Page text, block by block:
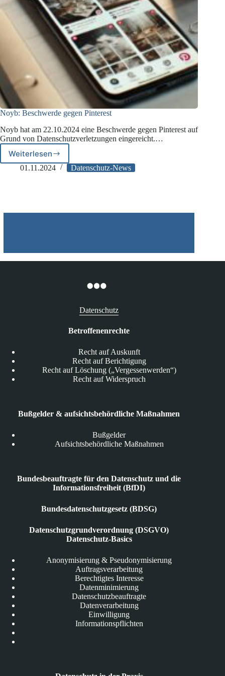
Noyb: Beschwerde gegen Pinterest
Noyb hat am 22.10.2024 eine Beschwerde gegen Pinterest auf
Grund von Datenschutzverletzungen eingereicht.…
Weiterlesen
Noyb:
Beschwerde
01.11.2024 Datenschutz-News
Datenschutz
Betroffenenrechte
Recht auf Auskunft
Recht auf Berichtigung
Recht auf Löschung („Vergessenwerden“)
Recht auf Widerspruch
Bußgelder & aufsichtsbehördliche Maßnahmen
Bußgelder
Aufsichtsbehördliche Maßnahmen
Bundesbeauftragte für den Datenschutz und die
Informationsfreiheit (BfDI)
Bundesdatenschutzgesetz (BDSG)
Datenschutzgrundverordnung (DSGVO)
Datenschutz-Basics
Anonymisierung & Pseudonymisierung
Auftragsverarbeitung
Berechtigtes Interesse
Datenminimierung
Datenschutzbeauftragte
Datenverarbeitung
Einwilligung
Informationspflichten